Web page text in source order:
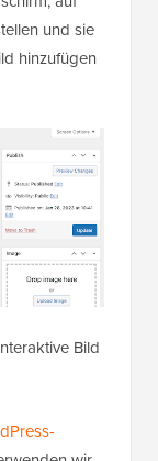
und sie
hinzufügen
Bild